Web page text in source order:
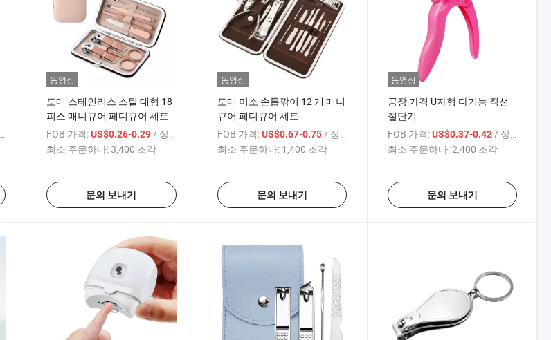
동영상
도매 스테인리스 스틸 대형 18
피스 매니큐어 페디큐어 세트
FOB 가격: US$0.26-0.29 / 상품
최소 주문하다:3,400 조각
문의 보내기
동영상
도매 미소 손톱깎이 12 개 매니
큐어 페디큐어 세트
FOB 가격: US$0.67-0.75/ 상품
최소 주문하다: 1,400 조각
문의 보내기
동영상
공장 가격 U자형 다기능 직선
절단기
FOB 가격: US$0.37-0.42/ 상품
최소 주문하다:2,400 조각
문의 보내기